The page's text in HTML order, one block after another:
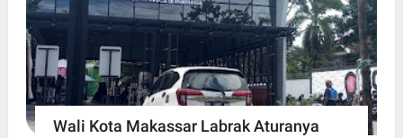
Wali Kota Makassar Labrak Aturanya